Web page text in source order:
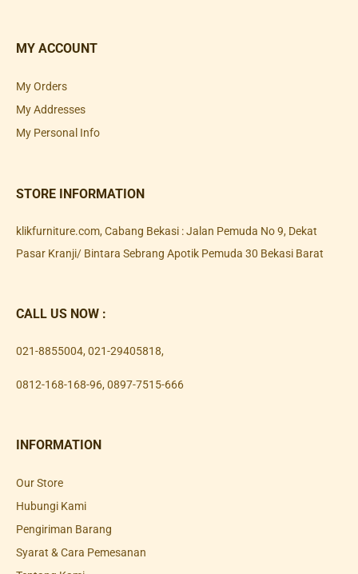
MY ACCOUNT
My Orders
My Addresses
My Personal Info
STORE INFORMATION
klikfurniture.com, Cabang Bekasi : Jalan Pemuda No 9, Dekat
Pasar Kranji/ Bintara Sebrang Apotik Pemuda 30 Bekasi Barat
CALL US NOW :
021-8855004, 021-29405818,
0812-168-168-96, 0897-7515-666
INFORMATION
Our Store
Hubungi Kami
Pengiriman Barang
Syarat & Cara Pemesanan